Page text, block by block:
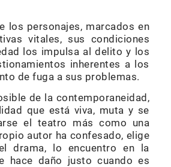
los personajes, marcados en
vitales, sus condiciones
los impulsa al delito y los
inherentes a los
de fuga a sus problemas.
de la contemporaneidad,
que está viva, muta y se
el teatro más como una
autor ha confesado, elige
drama, lo encuentro en la
hace daño justo cuando es